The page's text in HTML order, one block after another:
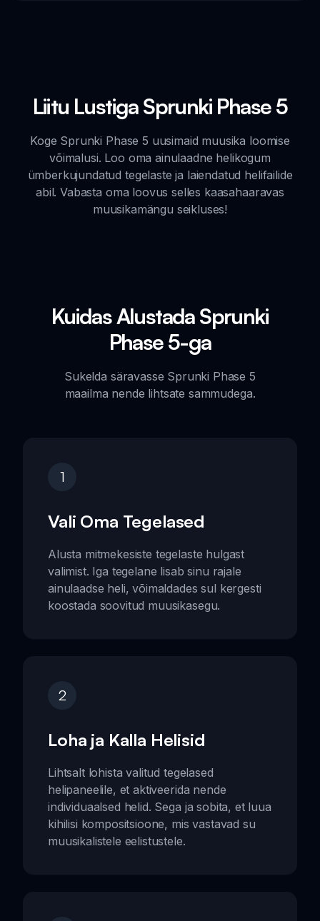
Liitu Lustiga Sprunki Phase 5
Koge Sprunki Phase 5 uusimaid muusika loomise
võimalusi. Loo oma ainulaadne helikogum
ümberkujundatud tegelaste ja laiendatud helifailide
abil. Vabasta oma loovus selles kaasahaaravas
muusikamängu seikluses!
Kuidas Alustada Sprunki
Phase 5-ga
Sukelda säravasse Sprunki Phase 5
maailma nende lihtsate sammudega.
1
Vali Oma Tegelased
Alusta mitmekesiste tegelaste hulgast
valimist. Iga tegelane lisab sinu rajale
ainulaadse heli, võimaldades sul kergesti
koostada soovitud muusikasegu.
2
Loha ja Kalla Helisid
Lihtsalt lohista valitud tegelased
helipaneelile, et aktiveerida nende
individuaalsed helid. Sega ja sobita, et luua
kihilisi kompositsioone, mis vastavad su
muusikalistele eelistustele.